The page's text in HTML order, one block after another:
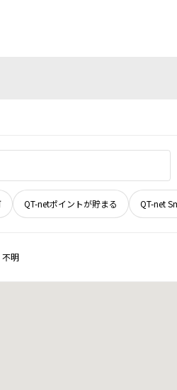
QT-netポイントが貯まる QT-net
不明